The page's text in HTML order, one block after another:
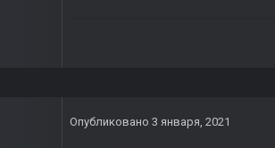
Опубликовано 3 января, 2021